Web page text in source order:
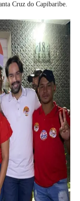
Cruz do Capibaribe.